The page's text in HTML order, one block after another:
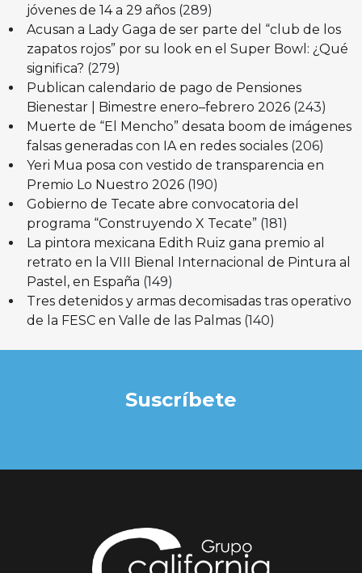
jóvenes de 14 a 29 años (289)
Acusan a Lady Gaga de ser parte del “club de los
zapatos rojos” por su look en el Super Bowl: ¿Qué
significa? (279)
Publican calendario de pago de Pensiones
Bienestar | Bimestre enero–febrero 2026 (243)
Muerte de “El Mencho” desata boom de imágenes
falsas generadas con IA en redes sociales (206)
Yeri Mua posa con vestido de transparencia en
Premio Lo Nuestro 2026 (190)
Gobierno de Tecate abre convocatoria del
programa “Construyendo X Tecate” (181)
La pintora mexicana Edith Ruiz gana premio al
retrato en la VIII Bienal Internacional de Pintura al
Pastel, en España (149)
Tres detenidos y armas decomisadas tras operativo
de la FESC en Valle de las Palmas (140)
Suscríbete